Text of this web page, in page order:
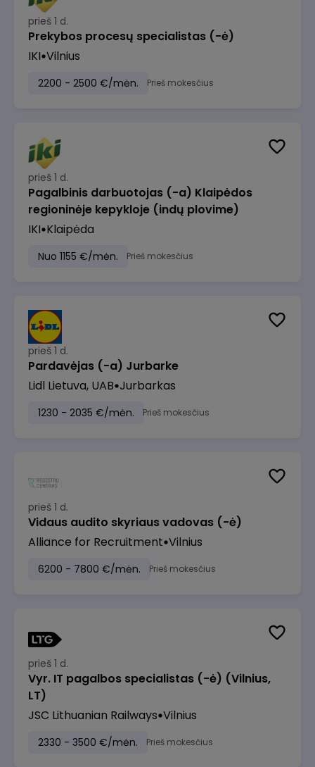
prieš 1 d.
Prekybos procesų specialistas (-ė)
IKI Vilnius
2200 - 2500 €/mėn. Prieš mokesčius
prieš 1 d.
Pagalbinis darbuotojas (-a) Klaipėdos
regioninėje kepykloje (indų plovime)
IKI Klaipėda
Nuo 1155 €/mėn. Prieš mokesčius
prieš 1 d.
Pardavėjas (-a) Jurbarke
Lidl Lietuva, UAB Jurbarkas
1230 - 2035 €/mėn. Prieš mokesčius
prieš 1 d.
Vidaus audito skyriaus vadovas (-ė)
Alliance for Recruitment Vilnius
6200 - 7800 €/mėn. Prieš mokesčius
prieš 1 d.
Vyr. IT pagalbos specialistas (-ė) (Vilnius,
LT)
JSC Lithuanian Railways Vilnius
2330 - 3500 €/mėn. Prieš mokesčius